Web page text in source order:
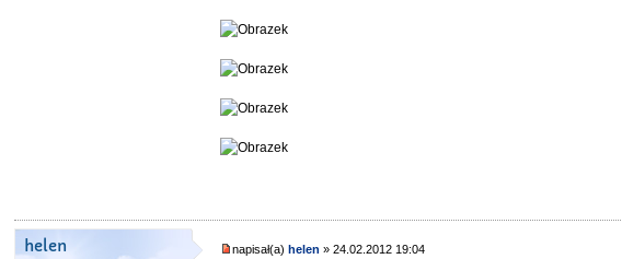
helen napisał(a) helen » 24.02.2012 19:04